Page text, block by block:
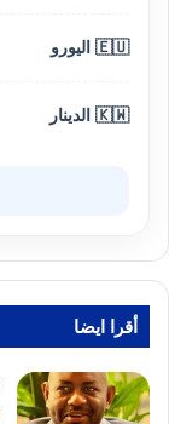
🇪🇺 اليورو
🇰🇼 الدينار
أقرا ايضا